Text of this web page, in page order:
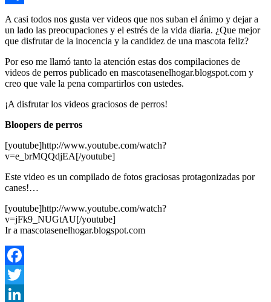
Compartir
A casi todos nos gusta ver videos que nos suban el ánimo y dejar a
un lado las preocupaciones y el estrés de la vida diaria. ¿Que mejor
que disfrutar de la inocencia y la candidez de una mascota feliz?
Por eso me llamó tanto la atención estas dos compilaciones de
videos de perros publicado en mascotasenelhogar.blogspot.com y
creo que vale la pena compartirlos con ustedes.
¡A disfrutar los videos graciosos de perros!
Bloopers de perros
[youtube]http://www.youtube.com/watch?
v=e_brMQQdjEA[/youtube]
Este video es un compilado de fotos graciosas protagonizadas por
canes!…
[youtube]http://www.youtube.com/watch?
v=jFk9_NUGtAU[/youtube]
Ir a mascotasenelhogar.blogspot.com
Facebook
Twitter